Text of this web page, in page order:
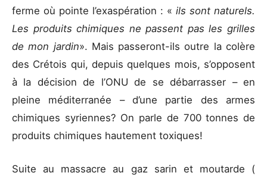
ferme où pointe l’exaspération : « ils sont naturels.
Les produits chimiques ne passent pas les grilles
de mon jardin». Mais passeront-ils outre la colère
des Crétois qui, depuis quelques mois, s’opposent
à la décision de l’ONU de se débarrasser – en
pleine méditerranée – d’une partie des armes
chimiques syriennes? On parle de 700 tonnes de
produits chimiques hautement toxiques!
Suite au massacre au gaz sarin et moutarde (